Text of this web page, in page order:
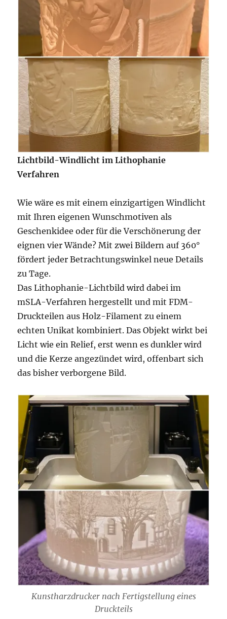
Lichtbild-Windlicht im Lithophanie
Verfahren
Wie wäre es mit einem einzigartigen Windlicht
mit Ihren eigenen Wunschmotiven als
Geschenkidee oder für die Verschönerung der
eignen vier Wände? Mit zwei Bildern auf 360°
fördert jeder Betrachtungswinkel neue Details
zu Tage.
Das Lithophanie-Lichtbild wird dabei im
mSLA-Verfahren hergestellt und mit FDM-
Druckteilen aus Holz-Filament zu einem
echten Unikat kombiniert. Das Objekt wirkt bei
Licht wie ein Relief, erst wenn es dunkler wird
und die Kerze angezündet wird, offenbart sich
das bisher verborgene Bild.
Kunstharzdrucker nach Fertigstellung eines
Druckteils